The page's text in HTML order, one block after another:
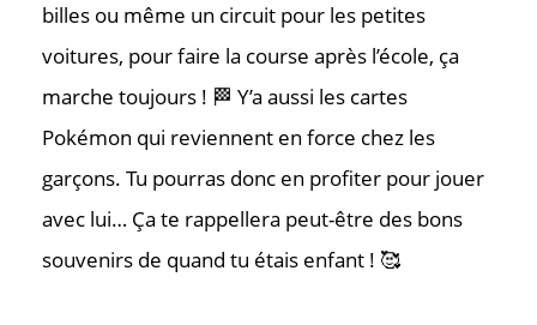
billes ou même un circuit pour les petites
voitures, pour faire la course après l’école, ça
marche toujours ! 🏁 Y’a aussi les cartes
Pokémon qui reviennent en force chez les
garçons. Tu pourras donc en profiter pour jouer
avec lui… Ça te rappellera peut-être des bons
souvenirs de quand tu étais enfant ! 🥰